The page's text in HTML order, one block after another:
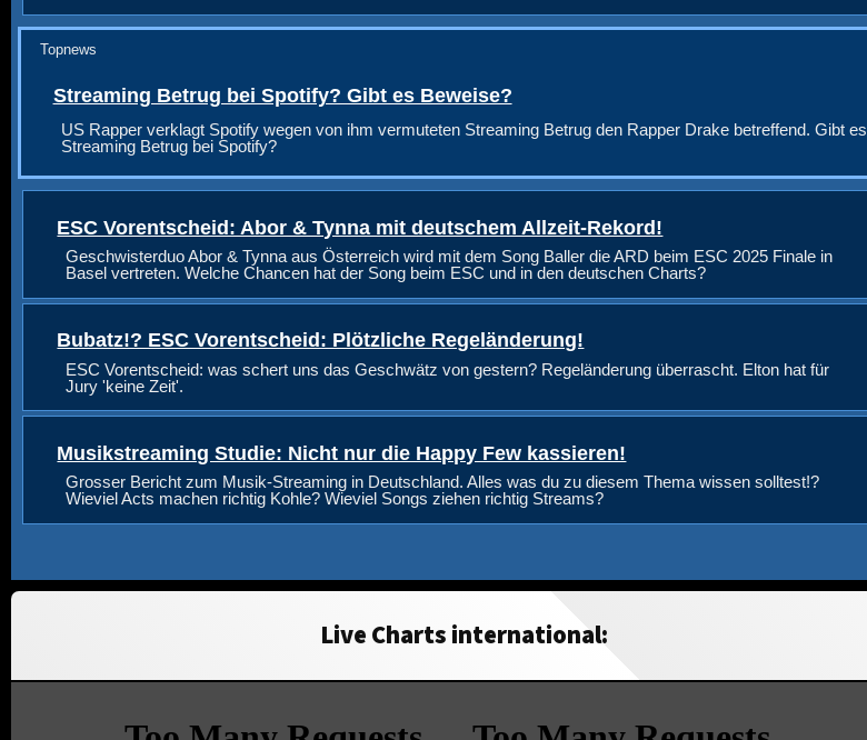
Topnews
Streaming Betrug bei Spotify? Gibt es Beweise?
US Rapper verklagt Spotify wegen von ihm vermuteten Streaming Betrug den Rapper Drake betreffend. Gibt es
Streaming Betrug bei Spotify?
ESC Vorentscheid: Abor & Tynna mit deutschem Allzeit-Rekord!
Geschwisterduo Abor & Tynna aus Österreich wird mit dem Song Baller die ARD beim ESC 2025 Finale in
Basel vertreten. Welche Chancen hat der Song beim ESC und in den deutschen Charts?
Bubatz!? ESC Vorentscheid: Plötzliche Regeländerung!
ESC Vorentscheid: was schert uns das Geschwätz von gestern? Regeländerung überrascht. Elton hat für
Jury 'keine Zeit'.
Musikstreaming Studie: Nicht nur die Happy Few kassieren!
Grosser Bericht zum Musik-Streaming in Deutschland. Alles was du zu diesem Thema wissen solltest!?
Wieviel Acts machen richtig Kohle? Wieviel Songs ziehen richtig Streams?
Live Charts international: